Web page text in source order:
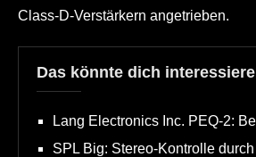
Class-D-Verstärkern angetrieben.
Das könnte dich
Lang Electronics Inc. PEQ-2:
SPL Big: Stereo-Kontrolle